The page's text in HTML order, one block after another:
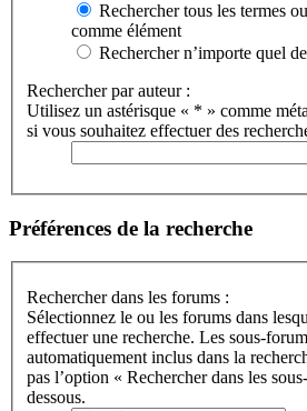
Rechercher tous les termes
comme élément
Rechercher n’importe quel
Rechercher par auteur :
Utilisez un astérisque « * » comme
si vous souhaitez effectuer des
Préférences de la recherche
Rechercher dans les forums :
Sélectionnez le ou les forums dans
effectuer une recherche. Les sous-
automatiquement inclus dans la
pas l’option « Rechercher dans les
dessous.